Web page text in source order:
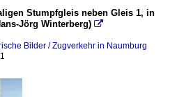
Stumpfgleis neben Gleis 1, in
Jörg Winterberg) 
Bilder / Zugverkehr in Naumburg